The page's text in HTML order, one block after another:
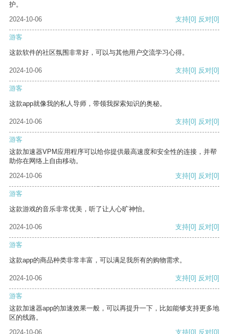
护。
2024-10-06
支持[0] 反对[0]
游客
这款软件的社区氛围非常好，可以与其他用户交流学习心得。
2024-10-06 支持[0] 反对[0]
游客
这款app就像我的私人导师，带领我探索知识的奥秘。
2024-10-06 支持[0] 反对[0]
游客
这款加速器VPM应用程序可以给你提供最高速度和安全性的连接，并帮
助你在网络上自由移动。
2024-10-06
支持[0] 反对[0]
游客
这款游戏的音乐非常优美，听了让人心旷神怡。
2024-10-06 支持[0] 反对[0]
游客
这款app的商品种类非常丰富，可以满足我所有的购物需求。
2024-10-06 支持[0] 反对[0]
游客
这款加速器app的加速效果一般，可以再提升一下，比如能够支持更多地
区的线路。
2024-10-06
支持[0] 反对[0]